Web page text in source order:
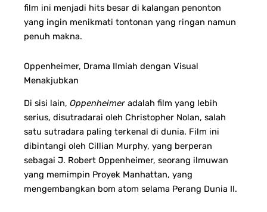
film ini menjadi hits besar di kalangan penonton
yang ingin menikmati tontonan yang ringan namun
penuh makna.
Oppenheimer, Drama Ilmiah dengan Visual
Menakjubkan
Di sisi lain, Oppenheimer adalah film yang lebih
serius, disutradarai oleh Christopher Nolan, salah
satu sutradara paling terkenal di dunia. Film ini
dibintangi oleh Cillian Murphy, yang berperan
sebagai J. Robert Oppenheimer, seorang ilmuwan
yang memimpin Proyek Manhattan, yang
mengembangkan bom atom selama Perang Dunia II.